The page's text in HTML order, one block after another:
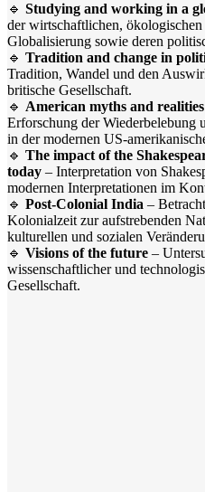
🔹 Studying and working in a
der wirtschaftlichen,
Globalisierung sowie deren
🔹 Tradition and change in
Tradition, Wandel und den
britische Gesellschaft.
🔹 American myths and realities
Erforschung der Wiederbelebung
in der modernen US-
🔹 The impact of the
today – Interpretation von
modernen Interpretationen im
🔹 Post-Colonial India –
Kolonialzeit zur aufstrebenden
kulturellen und sozialen
🔹 Visions of the future –
wissenschaftlicher und
Gesellschaft.